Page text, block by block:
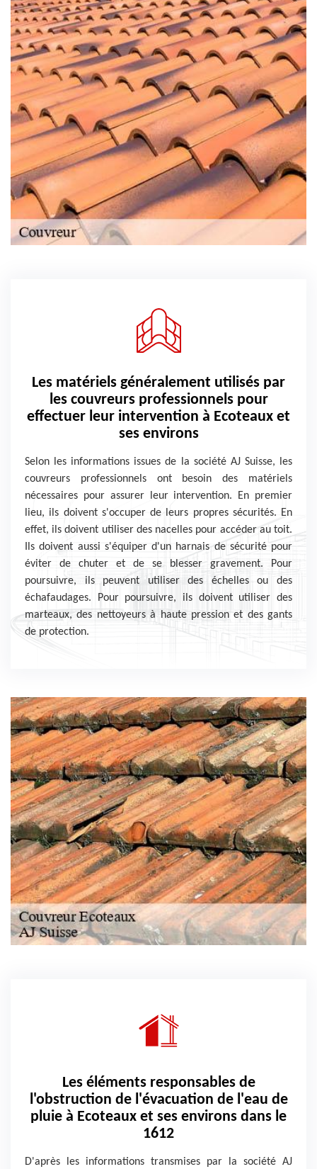
Les matériels généralement utilisés par
les couvreurs professionnels pour
effectuer leur intervention à Ecoteaux et
ses environs
Selon les informations issues de la société AJ Suisse, les
couvreurs professionnels ont besoin des matériels
nécessaires pour assurer leur intervention. En premier
lieu, ils doivent s'occuper de leurs propres sécurités. En
effet, ils doivent utiliser des nacelles pour accéder au toit.
Ils doivent aussi s'équiper d'un harnais de sécurité pour
éviter de chuter et de se blesser gravement. Pour
poursuivre, ils peuvent utiliser des échelles ou des
échafaudages. Pour poursuivre, ils doivent utiliser des
marteaux, des nettoyeurs à haute pression et des gants
de protection.
Les éléments responsables de
l'obstruction de l'évacuation de l'eau de
pluie à Ecoteaux et ses environs dans le
1612
D'après les informations transmises par la société AJ